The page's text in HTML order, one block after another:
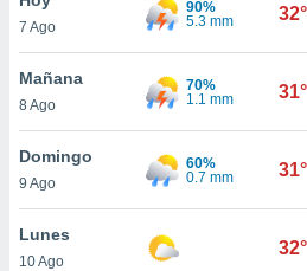
y
en
más
de
7 Ago
90%
5.3 mm
32°
Mañana
8 Ago
70%
1.1 mm
31°
Domingo
9 Ago
60%
0.7 mm
31°
Lunes
10 Ago
32°